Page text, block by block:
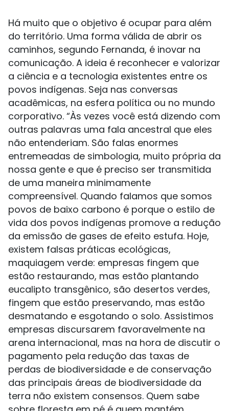
Há muito que o objetivo é ocupar para além
do território. Uma forma válida de abrir os
caminhos, segundo Fernanda, é inovar na
comunicação. A ideia é reconhecer e valorizar
a ciência e a tecnologia existentes entre os
povos indígenas. Seja nas conversas
acadêmicas, na esfera política ou no mundo
corporativo. “Às vezes você está dizendo com
outras palavras uma fala ancestral que eles
não entenderiam. São falas enormes
entremeadas de simbologia, muito própria da
nossa gente e que é preciso ser transmitida
de uma maneira minimamente
compreensível. Quando falamos que somos
povos de baixo carbono é porque o estilo de
vida dos povos indígenas promove a redução
da emissão de gases de efeito estufa. Hoje,
existem falsas práticas ecológicas,
maquiagem verde: empresas fingem que
estão restaurando, mas estão plantando
eucalipto transgênico, são desertos verdes,
fingem que estão preservando, mas estão
desmatando e esgotando o solo. Assistimos
empresas discursarem favoravelmente na
arena internacional, mas na hora de discutir o
pagamento pela redução das taxas de
perdas de biodiversidade e de conservação
das principais áreas de biodiversidade da
terra não existem consensos. Quem sabe